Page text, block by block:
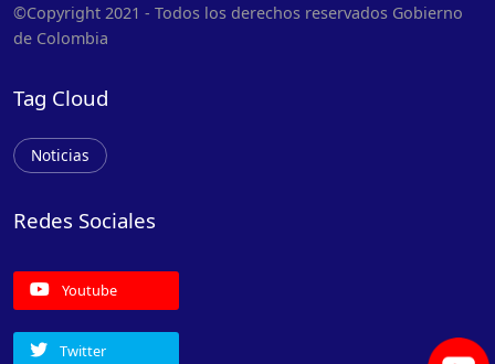
©Copyright 2021 - Todos los derechos reservados Gobierno
de Colombia
Tag Cloud
Noticias
Redes Sociales
Youtube
Twitter